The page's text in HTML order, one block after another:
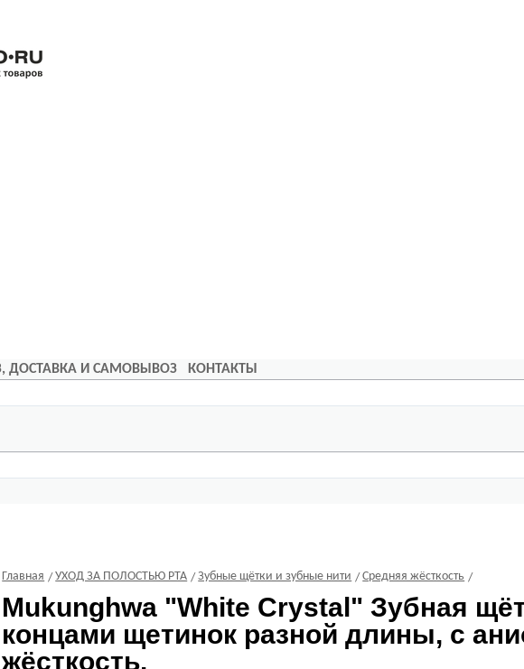
ДОСТАВКА И САМОВЫВОЗ КОНТАКТЫ
Главная УХОД ЗА ПОЛОСТЬЮ РТА Зубные щётки и зубные нити Средняя жёсткость
Mukunghwa "White Crystal" Зубная
концами щетинок разной длины, с
жёсткость.